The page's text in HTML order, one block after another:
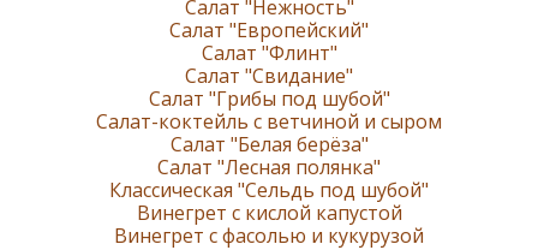
Салат "Нежность"
Салат "Европейский"
Салат "Флинт"
Салат "Свидание"
Салат "Грибы под шубой"
Салат-коктейль с ветчиной и сыром
Салат "Белая берёза"
Салат "Лесная полянка"
Классическая "Сельдь под шубой"
Винегрет с кислой капустой
Винегрет с фасолью и кукурузой